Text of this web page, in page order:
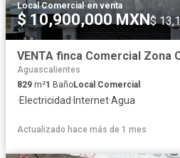
Local Comercial ·en venta
$ 10,900,000 MXN$
Aguascalientes
829 m²1 BañoLocal Comercial
·Electricidad· Internet·Agua
Actualizado hace más de 1 mes